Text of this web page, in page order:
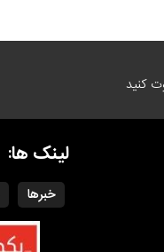
کنید
لینک ها:
خبرها